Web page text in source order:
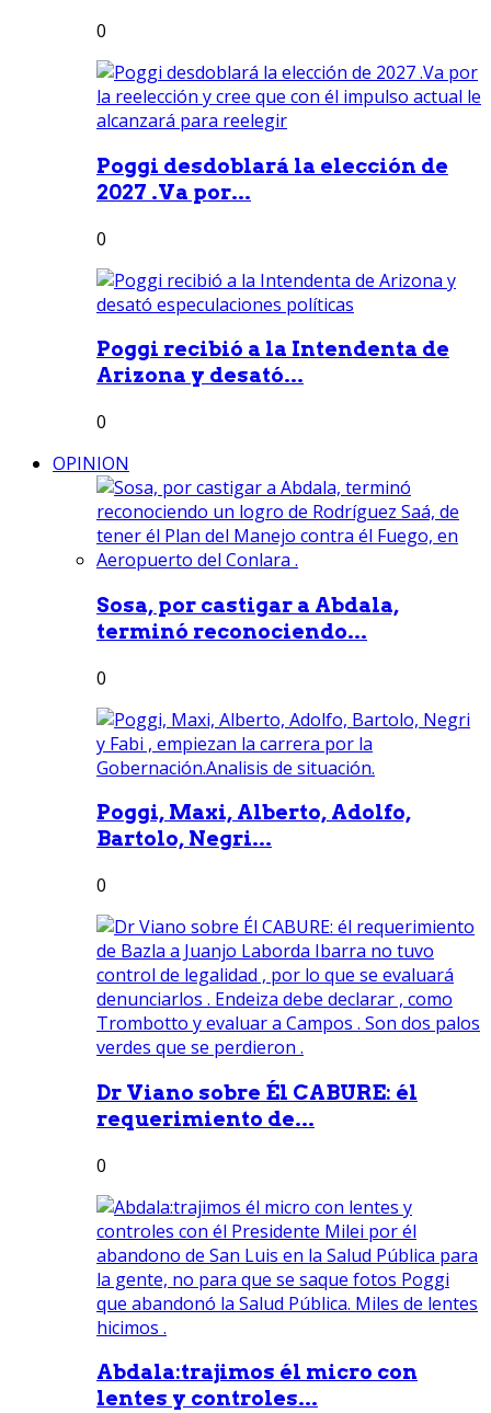
0
Poggi desdoblará la elección de
2027 .Va por...
0
Poggi recibió a la Intendenta de
Arizona y desató...
0
OPINION
Sosa, por castigar a Abdala,
terminó reconociendo...
0
Poggi, Maxi, Alberto, Adolfo,
Bartolo, Negri...
0
Dr Viano sobre Él CABURE: él
requerimiento de...
0
Abdala:trajimos él micro con
lentes y controles...